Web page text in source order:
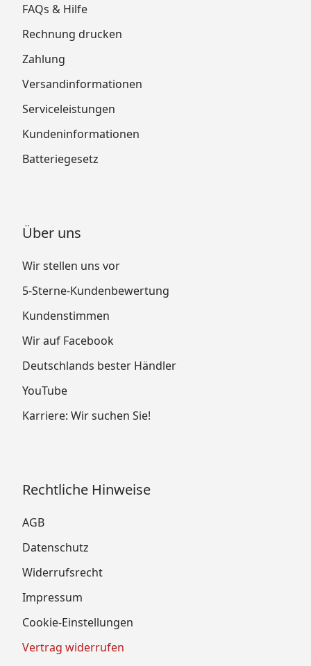
FAQs & Hilfe
Rechnung drucken
Zahlung
Versandinformationen
Serviceleistungen
Kundeninformationen
Batteriegesetz
Über uns
Wir stellen uns vor
5-Sterne-Kundenbewertung
Kundenstimmen
Wir auf Facebook
Deutschlands bester Händler
YouTube
Karriere: Wir suchen Sie!
Rechtliche Hinweise
AGB
Datenschutz
Widerrufsrecht
Impressum
Cookie-Einstellungen
Vertrag widerrufen